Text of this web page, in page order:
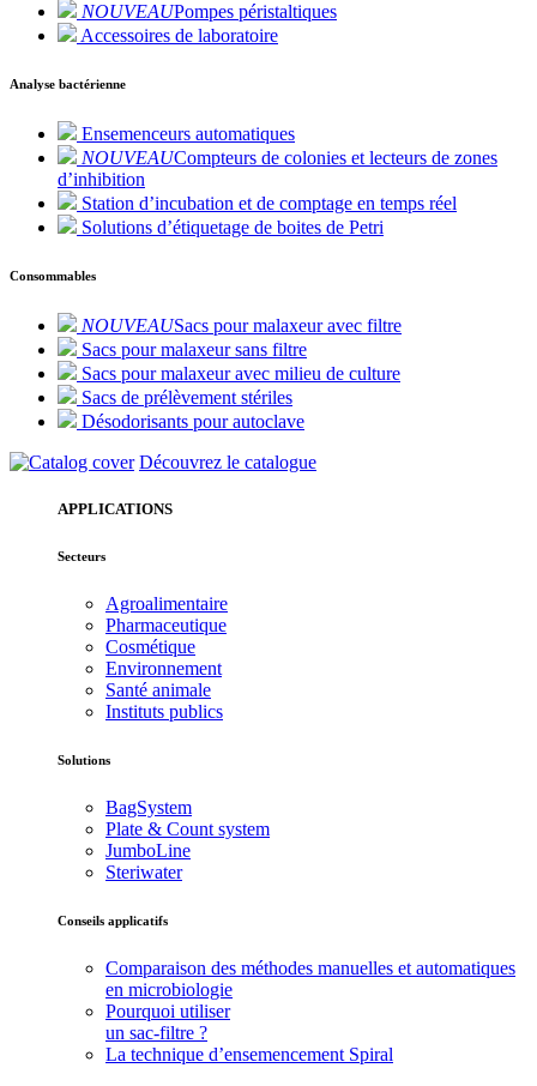
NOUVEAUPompes péristaltiques
Accessoires de laboratoire
Analyse bactérienne
Ensemenceurs automatiques
NOUVEAUCompteurs de colonies et lecteurs de zones
d’inhibition
Station d’incubation et de comptage en temps réel
Solutions d’étiquetage de boites de Petri
Consommables
NOUVEAUSacs pour malaxeur avec filtre
Sacs pour malaxeur sans filtre
Sacs pour malaxeur avec milieu de culture
Sacs de prélèvement stériles
Désodorisants pour autoclave
Découvrez le catalogue
APPLICATIONS
Secteurs
Agroalimentaire
Pharmaceutique
Cosmétique
Environnement
Santé animale
Instituts publics
Solutions
BagSystem
Plate & Count system
JumboLine
Steriwater
Conseils applicatifs
Comparaison des méthodes manuelles et automatiques
en microbiologie
Pourquoi utiliser
un sac-filtre ?
La technique d’ensemencement Spiral